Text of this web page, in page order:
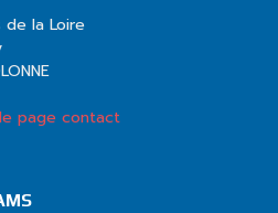
de la Loire
page contact